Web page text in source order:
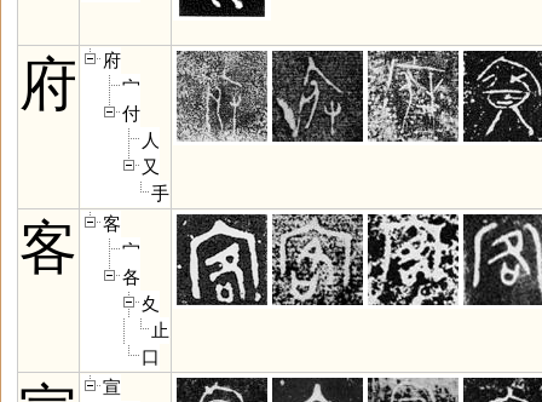
府
府
宀
付
人
又
手
客
客
宀
各
夊
止
口
宣